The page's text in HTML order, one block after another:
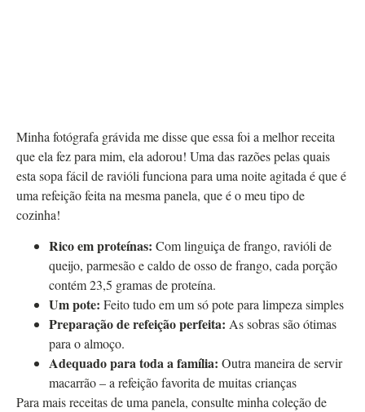
Minha fotógrafa grávida me disse que essa foi a melhor receita
que ela fez para mim, ela adorou! Uma das razões pelas quais
esta sopa fácil de ravióli funciona para uma noite agitada é que é
uma refeição feita na mesma panela, que é o meu tipo de
cozinha!
Rico em proteínas: Com linguiça de frango, ravióli de
queijo, parmesão e caldo de osso de frango, cada porção
contém 23,5 gramas de proteína.
Um pote: Feito tudo em um só pote para limpeza simples
Preparação de refeição perfeita: As sobras são ótimas
para o almoço.
Adequado para toda a família: Outra maneira de servir
macarrão – a refeição favorita de muitas crianças
Para mais receitas de uma panela, consulte minha coleção de